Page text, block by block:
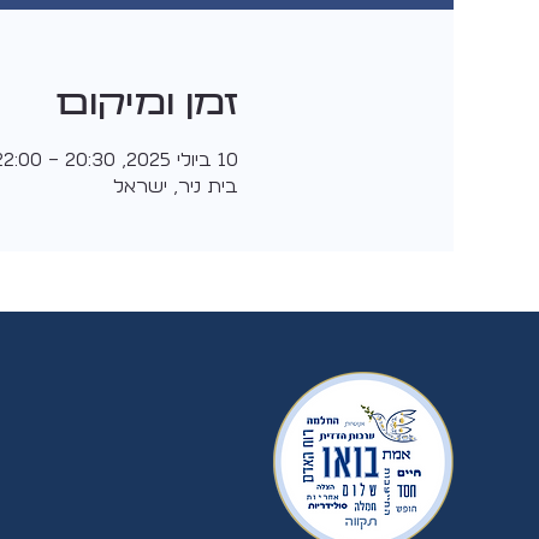
זמן ומיקום
10 ביולי 2025, 20:30 – 22:00
בית ניר, ישראל